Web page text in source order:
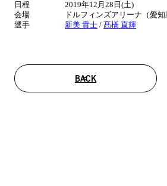
日程
2019年12月28日(土)
会場
ドルフィンズアリーナ（愛知
選手
新美 貴士 / 髙橋 直輝
BACK